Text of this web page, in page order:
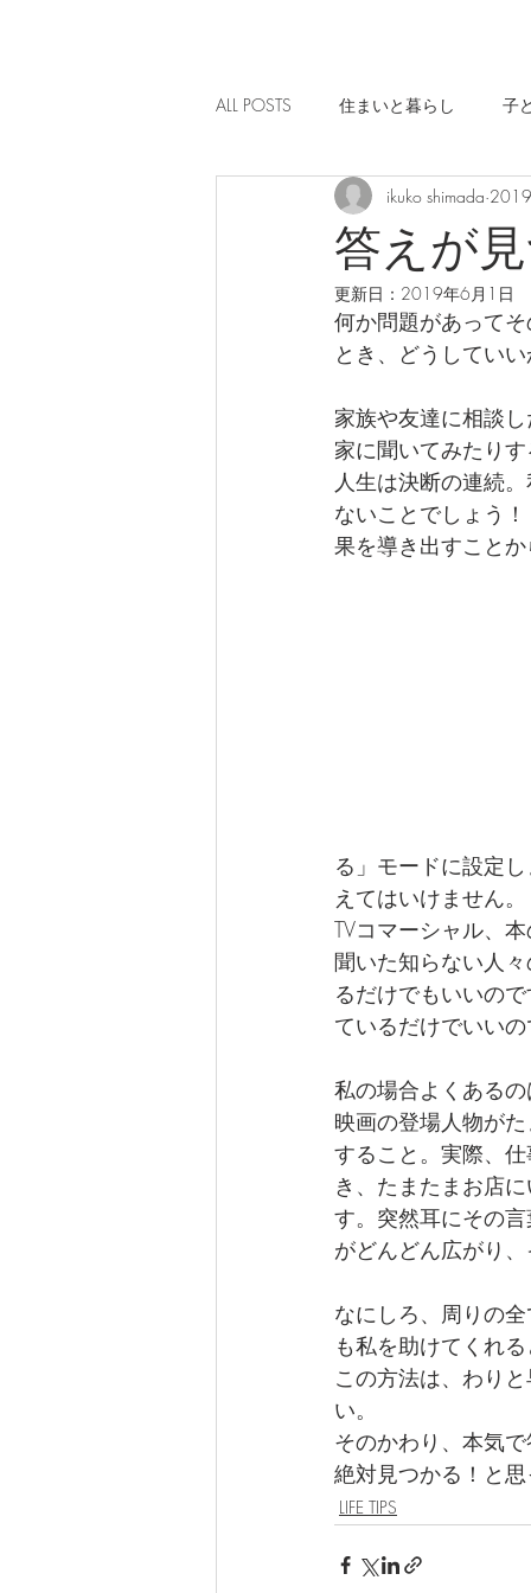
ALL POSTS 住まいと暮らし 子
答えが
ikuko shimada
更新日： 2019年6月1日
何か問題があって
とき、どうしてい
家族や友達に相談
家に聞いてみたり
人生は決断の連続
ないことでしょう
果を導き出すこと
る」モードに設定
えてはいけません
TVコマーシャル、
聞いた知らない人
るだけでもいいの
ているだけでいい
私の場合よくある
映画の登場人物が
すること。実際、
き、たまたまお店
す。突然耳にその
がどんどん広がり
なにしろ、周りの
も私を助けてくれ
この方法は、わり
い。
そのかわり、本気
絶対見つかる！と
LIFE TIPS